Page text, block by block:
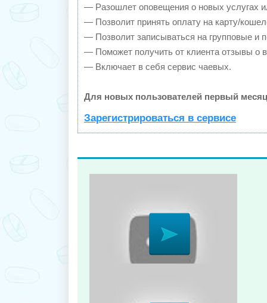
— Разошлет оповещения о новых услугах
— Позволит принять оплату на карту/
— Позволит записываться на групповые и
— Поможет получить от клиента отзывы о
— Включает в себя сервис чаевых.
Для новых пользователей первый
Зарегистрироваться в сервисе